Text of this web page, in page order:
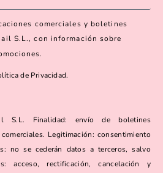
comerciales y boletines
S.L., con información sobre
de Privacidad.
S.L. Finalidad: envío de boletines
Legitimación: consentimiento
no se cederán datos a terceros, salvo
acceso, rectificación, cancelación y